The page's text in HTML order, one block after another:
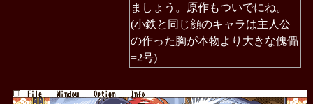
ましょう。原作もついでにね。
(小鉄と同じ顔のキャラは主人公
の作った胸が本物より大きな傀儡
=2号)